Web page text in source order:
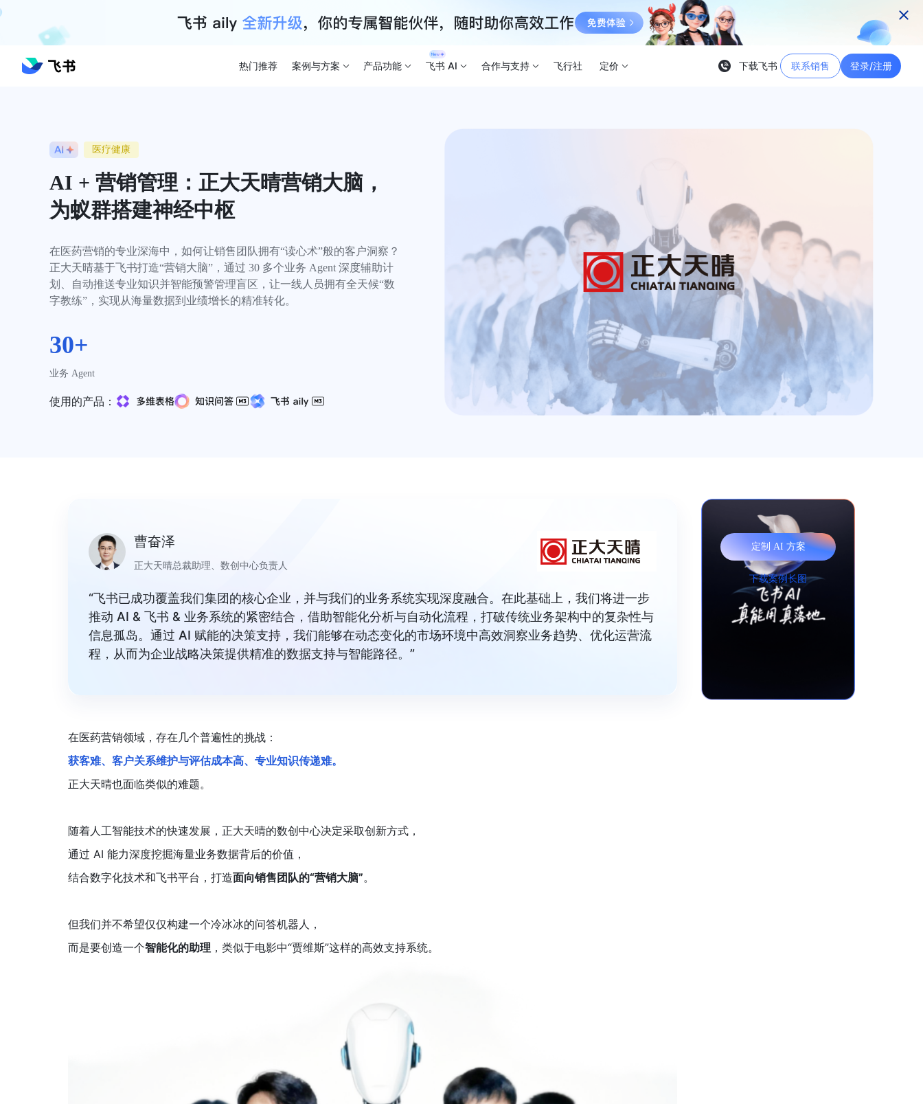
热门推荐 案例与方案 产品功能 飞书 AI 合作与支持 飞行社 定价 下载飞书 联系销售 登录/注册
医疗健康
AI + 营销管理：正大天晴营销大脑，
为蚁群搭建神经中枢
在医药营销的专业深海中，如何让销售团队拥有“读心术”般的客户洞察？
正大天晴基于飞书打造“营销大脑”，通过 30 多个业务 Agent 深度辅助计
划、自动推送专业知识并智能预警管理盲区，让一线人员拥有全天候“数
字教练”，实现从海量数据到业绩增长的精准转化。
30+
业务 Agent
使用的产品：
曹奋泽
正大天晴总裁助理、数创中心负责人
“飞书已成功覆盖我们集团的核心企业，并与我们的业务系统实现深度融合。在此基础上，我们将进一步
推动 AI & 飞书 & 业务系统的紧密结合，借助智能化分析与自动化流程，打破传统业务架构中的复杂性与
信息孤岛。通过 AI 赋能的决策支持，我们能够在动态变化的市场环境中高效洞察业务趋势、优化运营流
程，从而为企业战略决策提供精准的数据支持与智能路径。”
在医药营销领域，存在几个普遍性的挑战：
获客难、客户关系维护与评估成本高、专业知识传递难。
正大天晴也面临类似的难题。
随着人工智能技术的快速发展，正大天晴的数创中心决定采取创新方式，
通过 AI 能力深度挖掘海量业务数据背后的价值，
结合数字化技术和飞书平台，打造面向销售团队的“营销大脑”。
但我们并不希望仅仅构建一个冷冰冰的问答机器人，
而是要创造一个智能化的助理 ，类似于电影中“贾维斯”这样的高效支持系统。
定制 AI 方案
下载案例长图